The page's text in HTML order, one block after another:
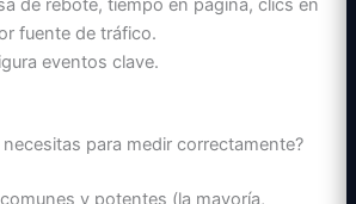
de rebote, tiempo en página, clics en
fuente de tráfico.
eventos clave.
para medir correctamente?
y potentes (la mayoría,